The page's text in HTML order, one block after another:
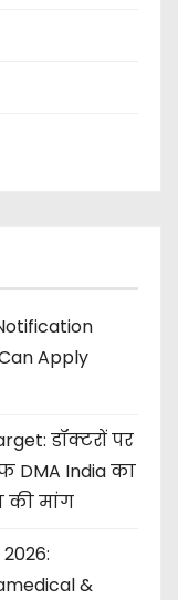
Apply
डॉक्टरों पर
DMA India का
की मांग
&